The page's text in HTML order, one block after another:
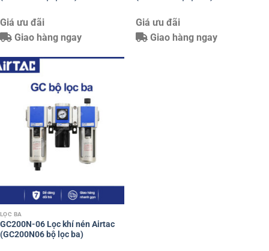
Giá ưu đãi
Giao hàng ngay
Giá ưu đãi
Giao hàng ngay
LỌC BA
GC200N-06 Lọc khí nén Airtac
(GC200N06 bộ lọc ba)